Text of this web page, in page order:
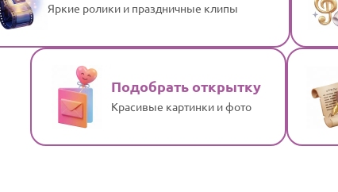
Яркие ролики и праздничные клипы
Подобрать открытку
Красивые картинки и фото